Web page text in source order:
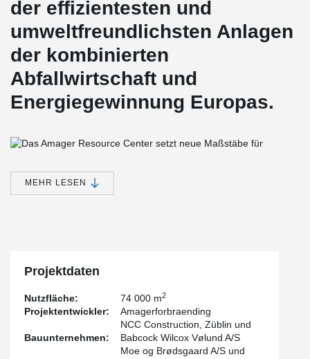
der effizientesten und
umweltfreundlichsten Anlagen
der kombinierten
Abfallwirtschaft und
Energiegewinnung Europas.
Das Amager Resource Center setzt neue Maßstäbe für
Kraftwerke der Zukunft. Visualisierung: BIG Architects
Schneelasten berücksichtigt werden. Diese Anforderungen erfüllt
Durch die Anwendung von PCs Konsolen (gelb und rot im Bild)
MEHR LESEN
Projektdaten
Nutzfläche: 74 000 m2
Projektentwickler: Amagerforbraending
Bauunternehmen:
NCC Construction, Züblin und
Babcock Wilcox Vølund A/S
Moe og Brødsgaard A/S und